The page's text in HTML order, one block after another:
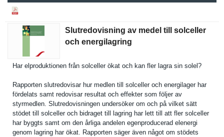
Slutredovisning av medel till solceller
och energilagring
Har elprodukti­onen från solceller ökat och kan fler lagra sin solel?
Rapporten slutredovi­sar hur medlen till solceller och energilage­r har
fördelats samt redovisar resultat och effekter som följer av
styrmedlen. Slutredovi­sningen undersöker om och på vilket sätt
stödet till solceller och bidraget till lagring har lett till att fler solceller
har byggts samt om den årliga andelen egenproduc­erad elenergi
genom lagring har ökat. Rapporten säger även något om stödets